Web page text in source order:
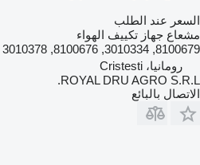
السعر عند الطلب
مشعاع جهاز تكييف الهواء
8100679, 3010334, 8100676, 3010378
رومانيا، Cristesti
ROYAL DRU AGRO S.R.L.
الاتصال بالبائع